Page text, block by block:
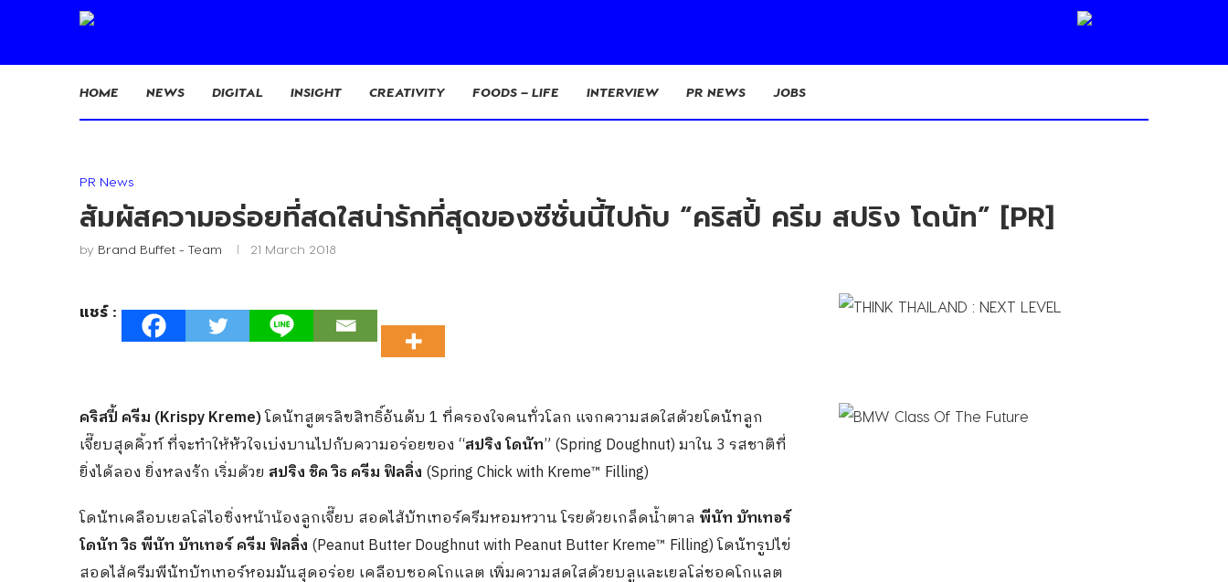
HOME NEWS DIGITAL INSIGHT CREATIVITY FOODS – LIFE INTERVIEW PR NEWS JOBS
PR News
สัมผัสความอร่อยที่สดใสน่ารักที่สุดของซีซั่นนี้ไปกับ “คริสปี้ ครีม สปริง โดนัท” [PR]
by Brand Buffet - Team 21 March 2018
แชร์ :
คริสปี้ ครีม (Krispy Kreme)โดนัทสูตรลิขสิทธิ์อันดับ 1 ที่ครองใจคนทั่วโลก แจกความสดใสด้วยโดนัทลูก
เจี๊ยบสุดคิ้วท์ ที่จะทำให้หัวใจเบ่งบานไปกับความอร่อยของ “สปริง โดนัท” (Spring Doughnut) มาใน 3 รสชาติที่
ยิ่งได้ลอง ยิ่งหลงรัก เริ่มด้วย สปริง ชิค วิธ ครีม ฟิลลิ่ง (Spring Chick with Kreme™ Filling)
โดนัทเคลือบเยลโล่ไอซิ่งหน้าน้องลูกเจี๊ยบ สอดไส้บัทเทอร์ครีมหอมหวาน โรยด้วยเกล็ดน้ำตาล พีนัท บัทเทอร์
โดนัท วิธ พีนัท บัทเทอร์ ครีม ฟิลลิ่ง (Peanut Butter Doughnut with Peanut Butter Kreme™ Filling) โดนัทรูปไข่
สอดไส้ครีมพีนัทบัทเทอร์หอมมันสุดอร่อย เคลือบชอคโกแลต เพิ่มความสดใสด้วยบลูและเยลโล่ชอคโกแลต